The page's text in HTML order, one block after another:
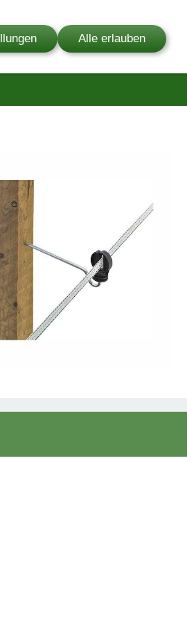
Bewertungen
Alle erlauben